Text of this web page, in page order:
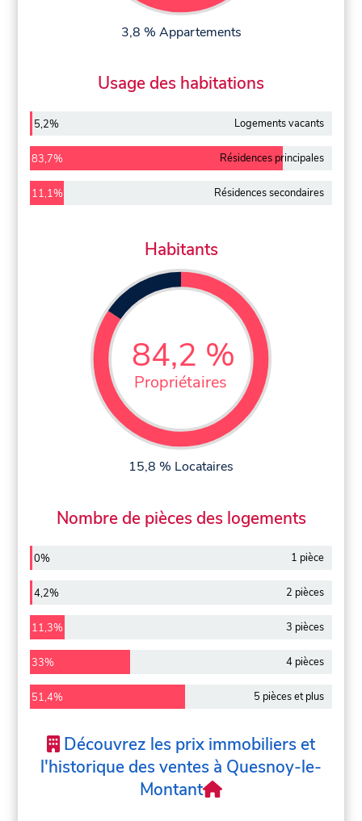
3,8 % Appartements
Usage des habitations
5,2% Logements vacants
83,7% Résidences principales
11,1% Résidences secondaires
Habitants
84,2 %
Propriétaires
15,8 % Locataires
Nombre de pièces des logements
0% 1 pièce
4,2% 2 pièces
11,3% 3 pièces
33% 4 pièces
51,4% 5 pièces et plus
Découvrez les prix immobiliers et
l'historique des ventes à Quesnoy-le-
Montant